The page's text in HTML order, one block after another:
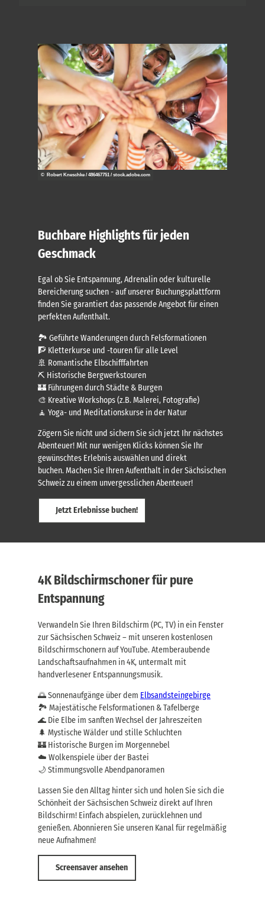
Buchbare Highlights für jeden
Geschmack
Egal ob Sie Entspannung, Adrenalin oder kulturelle
Bereicherung suchen - auf unserer Buchungsplattform
finden Sie garantiert das passende Angebot für einen
perfekten Aufenthalt.
🏞️ Geführte Wanderungen durch Felsformationen
🧗 Kletterkurse und -touren für alle Level
🚢 Romantische Elbschifffahrten
⛏️ Historische Bergwerkstouren
🏰 Führungen durch Städte & Burgen
🎨 Kreative Workshops (z.B. Malerei, Fotografie)
🧘 Yoga- und Meditationskurse in der Natur
Zögern Sie nicht und sichern Sie sich jetzt Ihr nächstes
Abenteuer! Mit nur wenigen Klicks können Sie Ihr
gewünschtes Erlebnis auswählen und direkt
buchen. Machen Sie Ihren Aufenthalt in der Sächsischen
Schweiz zu einem unvergesslichen Abenteuer!
Jetzt Erlebnisse buchen!
© Robert Kneschke / 486467751 / stock.adobe.com
4K Bildschirmschoner für pure
Entspannung
Verwandeln Sie Ihren Bildschirm (PC, TV) in ein Fenster
zur Sächsischen Schweiz – mit unseren kostenlosen
Bildschirmschonern auf YouTube. Atemberaubende
Landschaftsaufnahmen in 4K, untermalt mit
handverlesener Entspannungsmusik.
🌅 Sonnenaufgänge über dem Elbsandsteingebirge
🏞️ Majestätische Felsformationen & Tafelberge
🌊 Die Elbe im sanften Wechsel der Jahreszeiten
🌲 Mystische Wälder und stille Schluchten
🏰 Historische Burgen im Morgennebel
☁️ Wolkenspiele über der Bastei
🌙 Stimmungsvolle Abendpanoramen
Lassen Sie den Alltag hinter sich und holen Sie sich die
Schönheit der Sächsischen Schweiz direkt auf Ihren
Bildschirm! Einfach abspielen, zurücklehnen und
genießen. Abonnieren Sie unseren Kanal für regelmäßig
neue Aufnahmen!
Screensaver ansehen